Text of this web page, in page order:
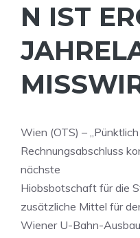
N IST
Wien (OTS) –
Rechnungsabschluss
nächste
Hiobsbotschaft für die
zusätzliche Mittel für
Wiener U-Bahn-